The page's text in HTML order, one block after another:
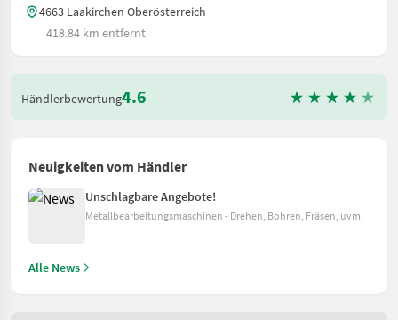
4663 Laakirchen Oberösterreich
418.84 km entfernt
Händlerbewertung4.6
Neuigkeiten vom Händler
Unschlagbare Angebote!
Metallbearbeitungsmaschinen - Drehen, Bohren, Fräsen, uvm.
Alle News